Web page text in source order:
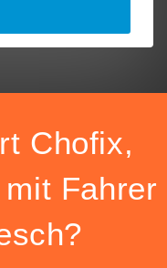
Chofix,
Fahrer